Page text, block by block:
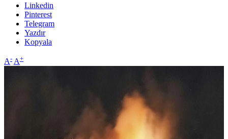
Linkedin
Pinterest
Telegram
Yazdır
Kopyala
A- A+